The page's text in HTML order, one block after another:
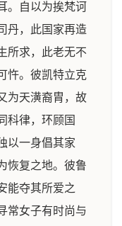
。自以为挨梵诃
丹，此国家再造
所求，此老无不
忤。彼凯特立克
为天潢裔胄，故
科律，环顾国
以一身倡其家
恢复之地。彼鲁
能夺其所爱之
常女子有时尚与